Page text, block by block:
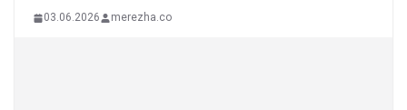
03.06.2026 merezha.co